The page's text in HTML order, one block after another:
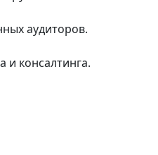
аудиторов.
и консалтинга.